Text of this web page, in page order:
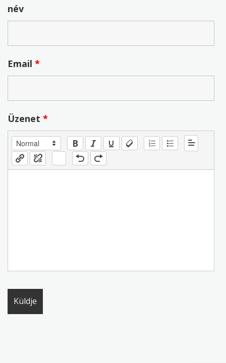
név
Email *
Üzenet *